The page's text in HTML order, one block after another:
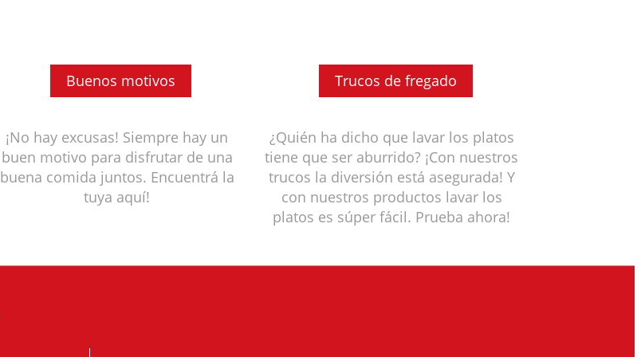
Buenos motivos
¡No hay excusas! Siempre hay un
buen motivo para disfrutar de una
buena comida juntos. Encuentrá la
tuya aquí!
Trucos de fregado
¿Quién ha dicho que lavar los platos
tiene que ser aburrido? ¡Con nuestros
trucos la diversión está asegurada! Y
con nuestros productos lavar los
platos es súper fácil. Prueba ahora!